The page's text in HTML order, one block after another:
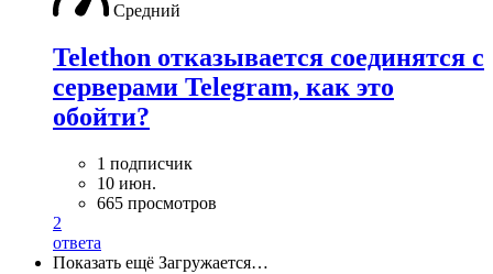
Средний
Telethon отказывается соединятся с
серверами Telegram, как это
обойти?
1 подписчик
10 июн.
665 просмотров
2
ответа
Показать ещё Загружается…